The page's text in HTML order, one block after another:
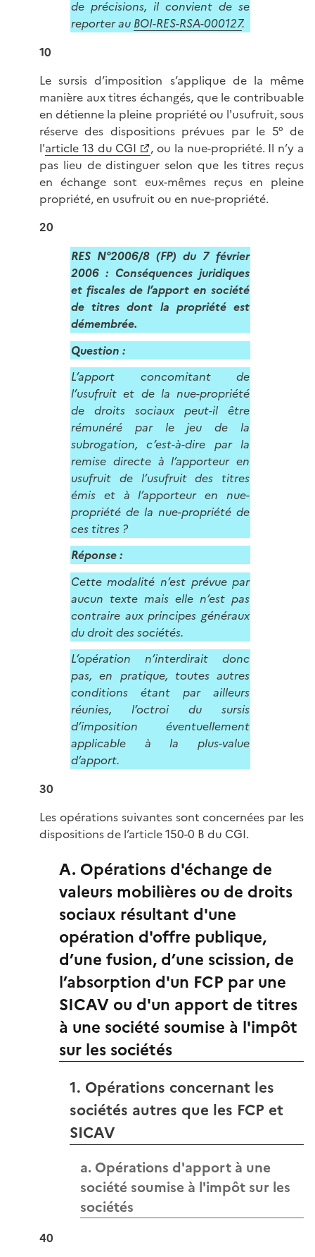
de précisions, il convient de se
reporter au BOI-RES-RSA-000127.
10
Le sursis d’imposition s’applique de la même
manière aux titres échangés, que le contribuable
en détienne la pleine propriété ou l'usufruit, sous
réserve des dispositions prévues par le 5° de
l'article 13 du CGI
, ou la nue-propriété. Il n’y a
pas lieu de distinguer selon que les titres reçus
en échange sont eux-mêmes reçus en pleine
propriété, en usufruit ou en nue-propriété.
20
RES N°2006/8 (FP) du 7 février
2006 : Conséquences juridiques
et fiscales de l’apport en société
de titres dont la propriété est
démembrée.
Question :
L’apport concomitant de
l’usufruit et de la nue-propriété
de droits sociaux peut-il être
rémunéré par le jeu de la
subrogation, c’est-à-dire par la
remise directe à l’apporteur en
usufruit de l’usufruit des titres
émis et à l’apporteur en nue-
propriété de la nue-propriété de
ces titres ?
Réponse:
Cette modalité n’est prévue par
aucun texte mais elle n’est pas
contraire aux principes généraux
du droit des sociétés.
L’opération n’interdirait donc
pas, en pratique, toutes autres
conditions étant par ailleurs
réunies, l’octroi du sursis
d’imposition éventuellement
applicable à la plus-value
d’apport.
30
Les opérations suivantes sont concernées par les
dispositions de l’article 150-0 B du CGI.
A. Opérations d'échange de
valeurs mobilières ou de droits
sociaux résultant d'une
opération d'offre publique,
d’une fusion, d’une scission, de
l’absorption d'un FCP par une
SICAV ou d'un apport de titres
à une société soumise à l'impôt
sur les sociétés
1. Opérations concernant les
sociétés autres que les FCP et
SICAV
a. Opérations d'apport à une
société soumise à l'impôt sur les
sociétés
40